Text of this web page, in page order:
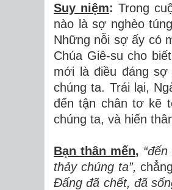
Suy niệm: Trong
nào là sợ nghèo
Những nỗi sợ ấy có
Chúa Giê-su cho
mới là điều đáng
chúng ta. Trái lại,
đến tận chân tơ kẽ
chúng ta, và hiến
Bạn thân mến, “đến
thảy chúng ta”,
Đấngđã chết,đã số